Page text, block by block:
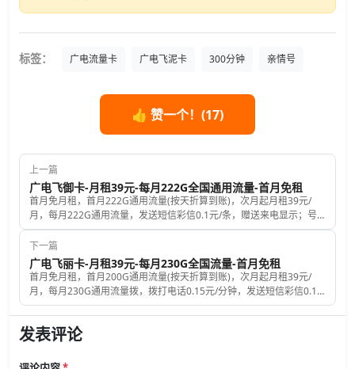
标签： 广电流量卡 广电飞泥卡 300分钟 亲情号
👍 赞一个！(17)
上一篇
广电飞御卡-月租39元-每月222G全国通用流量-首月免租
首月免月租，首月222G通用流量(按天折算到账)，次月起月租39元/
月，每月222G通用流量，发送短信彩信0.1元/条，赠送来电显示；号
码是随机的，收货地就是归属地，最多可以办理2张副卡共享流量；收
到卡后，快递小哥当面为您激活(可与快递预约激活时间)；激活后必须
一次性充值100元。
下一篇
广电飞丽卡-月租39元-每月230G全国流量-首月免租
首月免月租，首月200G通用流量(按天折算到账)，次月起月租39元/
月，每月230G通用流量拨，拨打电话0.15元/分钟，发送短信彩信0.1
元/条，赠送来电显示；号码是随机的，归属地为随机归属地(随机的归
属地对用卡没有任何影响)；收到卡后，快递小哥当面为您激活(可与快
递预约激活时间)；激活后必须一次性充值200元。此卡可以开副卡。
发表评论